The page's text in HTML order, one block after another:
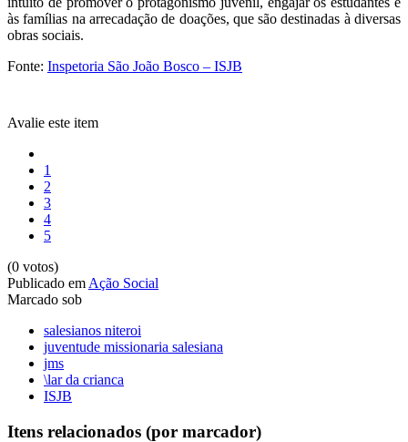
às famílias na arrecadação de doações, que são destinadas à diversas
obras sociais.
Fonte: Inspetoria São João Bosco – ISJB
Avalie este item
1
2
3
4
5
(0 votos)
Publicado em Ação Social
Marcado sob
salesianos niteroi
juventude missionaria salesiana
jms
\lar da crianca
ISJB
Itens relacionados (por marcador)